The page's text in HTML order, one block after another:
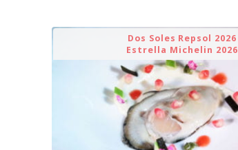
Dos Soles Repsol 2026
Estrella Michelin 2026